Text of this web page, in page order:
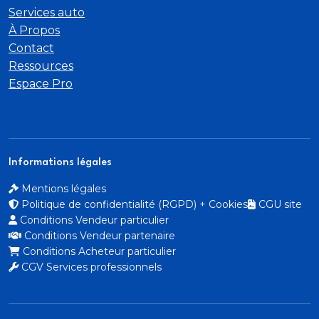
Commande de désactivation de l'airbag passager
AV
Contrôle de la pression des pneus
Dispositif de limitation de vitesse
Détecteur de pluie et de luminosité
Services auto
À Propos
Contact
Ressources
Espace Pro
Informations légales
Mentions légales
Politique de confidentialité (RGPD) + Cookies
CGU site
Conditions Vendeur particulier
Conditions Vendeur partenaire
Conditions Acheteur particulier
CGV Services professionnels